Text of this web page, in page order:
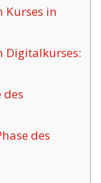
Kurses in
Digitalkurses:
des